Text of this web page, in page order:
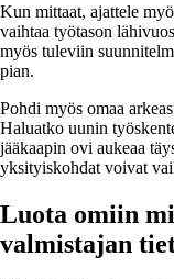
Kun mittaat, ajattele
vaihtaa työtason
myös tuleviin
pian.
Pohdi myös omaa
Haluatko uunin
jääkaapin ovi aukeaa
yksityiskohdat voivat
Luota omiin
valmistajan